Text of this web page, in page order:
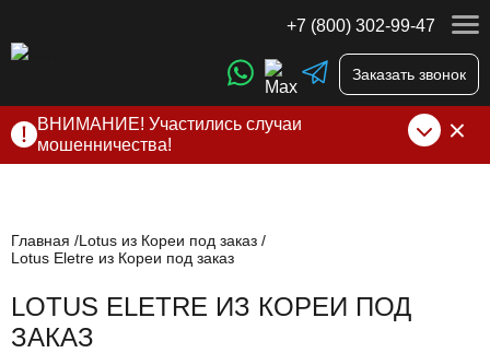
+7 (800) 302-99-47
Заказать звонок
ВНИМАНИЕ! Участились случаи
мошенничества!
нами по официальнымконтактам
и на сайте
Главная
Lotus из Кореи под заказ
Lotus Eletre из Кореи под заказ
LOTUS ELETRE ИЗ КОРЕИ ПОД
ЗАКАЗ